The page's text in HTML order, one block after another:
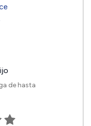
de hasta